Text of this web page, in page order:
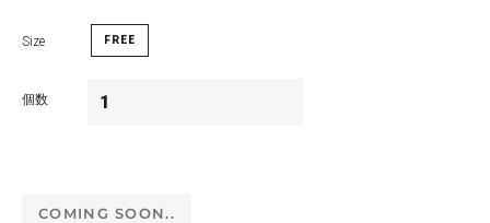
Size FREE
個数
COMING SOON..